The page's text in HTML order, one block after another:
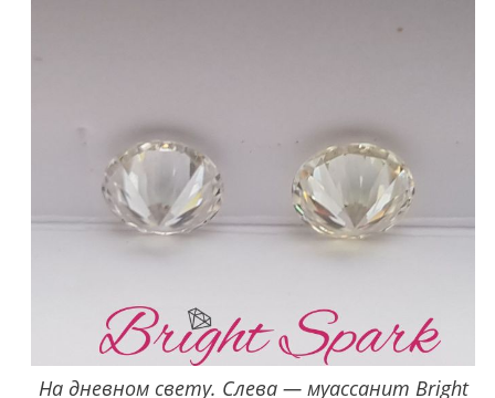
На дневном свету. Слева — муассанит Bright